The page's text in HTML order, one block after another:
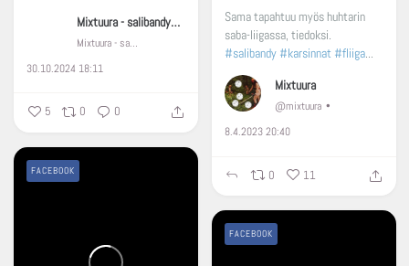
Mixtuura - salibandyä, Huhtarin liiga, Lappeenranta
Mixtuura - salibandyä, Huhtarin liiga, Lappeenranta
30.10.2024 18:11
5 0 0
Sama tapahtuu myös huhtarin
saba-liigassa, tiedoksi.
#salibandy #karsinnat #fliiga...
Mixtuura
@mixtuura
8.4.2023 20:40
0 11
FACEBOOK
FACEBOOK